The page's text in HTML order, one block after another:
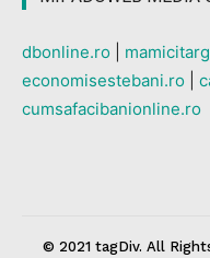
dbonline.ro
economisestebani.ro
cumsafacibanionline.ro
© 2021 tagDiv. All